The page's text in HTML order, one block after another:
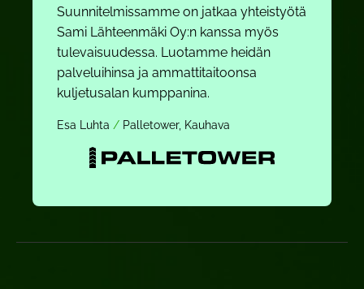
Suunnitelmissamme on jatkaa yhteistyötä
Sami Lähteenmäki Oy:n kanssa myös
tulevaisuudessa. Luotamme heidän
palveluihinsa ja ammattitaitoonsa
kuljetusalan kumppanina.
Esa Luhta / Palletower, Kauhava